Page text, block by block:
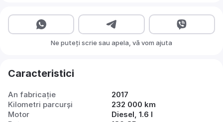
Ne puteți scrie sau apela, vă vom ajuta
Caracteristici
An fabricație
2017
Kilometri parcurși
232 000 km
Motor
Diesel, 1.6 l